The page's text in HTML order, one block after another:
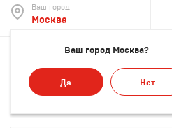
Ваш город
Москва
Ваш город Москва?
Да Нет